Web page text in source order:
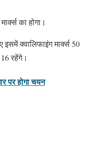
का होगा।
क्वालिफाइंग मार्क्स 50
रहेंगे।
पर होगा चयन